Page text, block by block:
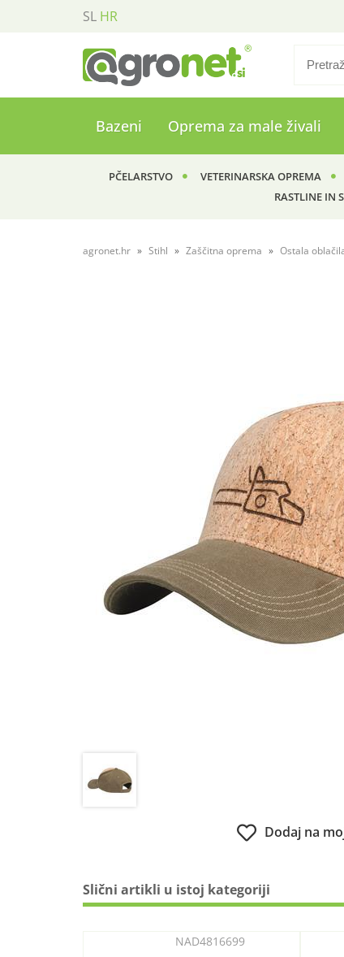
SL HR
Bazeni Oprema za male živali
PČELARSTVO VETERINARSKA OPREMA
RASTLINE IN
agronet.hr Stihl Zaščitna oprema Ostala
Dodaj na
Slični artikli u istoj kategoriji
NAD4816699